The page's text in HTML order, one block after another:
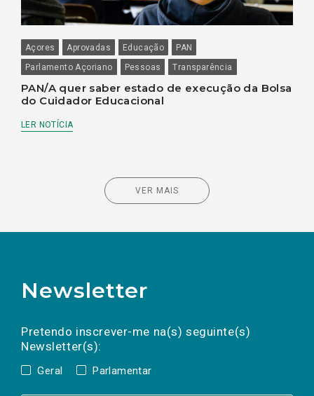
Açores Aprovadas Educação
PAN
Parlamento Açoriano
Pessoas Transparência
PAN/A quer saber estado de execução da Bolsa
do Cuidador Educacional
LER NOTÍCIA
VER MAIS
Newsletter
Pretendo inscrever-me na(s) seguinte(s)
Newsletter(s):
Geral Parlamentar
a(s) newsletter(s).
mail